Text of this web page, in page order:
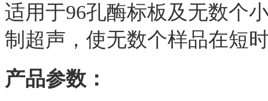
适用于96孔酶标板及无数个
制超声，使无数个样品在短
产品参数：